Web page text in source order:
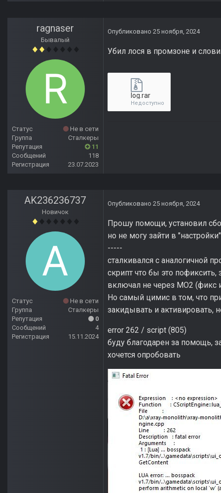
ragnaser
Бывалый
Статус
Не в сети
Группа
Сталкеры
Репутация
11
Сообщений
118
Регистрация
23.07.2023
Опубликовано 25 ноября, 2024
Убил лося в промзоне и
log.rar
Недоступно
AK236236737
Новичок
Статус
Не в сети
Группа
Сталкеры
Репутация
0
Сообщений
4
Регистрация
15.11.2024
Опубликовано 25 ноября, 2024
Прошу помощи, установил
но не могу зайти в
-----
сталкивался с аналогичной
скрипт что бы это пофиксить,
включал не через MO2 (фикс
Но самый цимис в том, что
закидывать и активировать,
error 262 / script (805)
буду благодарен за помощь,
хочется опробовать